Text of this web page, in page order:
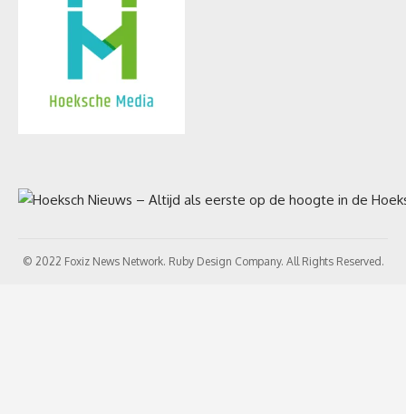
© 2022 Foxiz News Network. Ruby Design Company. All Rights Reserved.